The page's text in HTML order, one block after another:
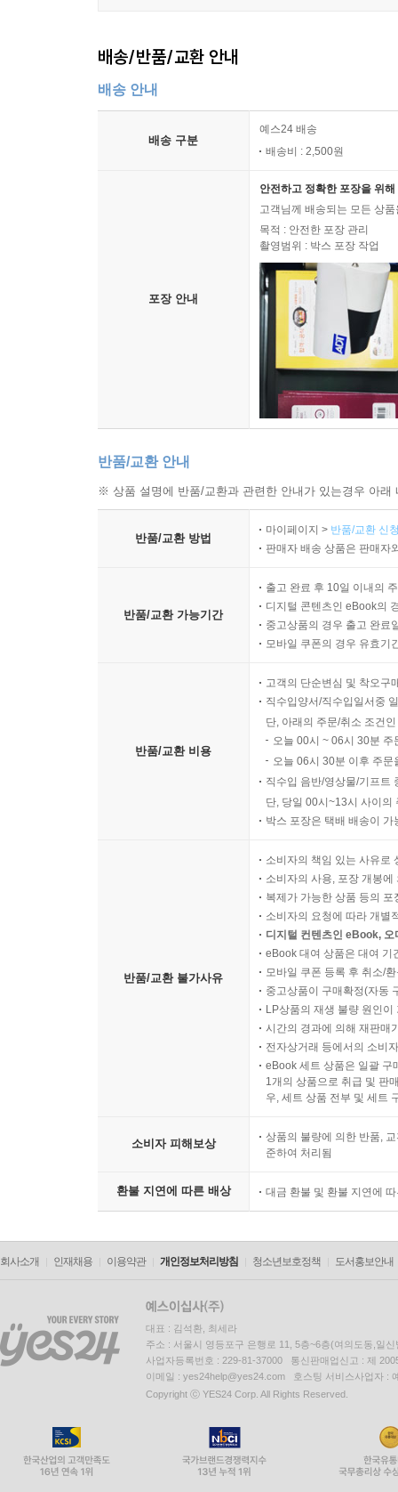
배송/반품/교환 안내
배송 안내
배송 구분
예스24 배송
배송비 : 2,500원
포장 안내
안전하고 정확한 포장을 위
고객님께 배송되는 모든 상
목적 : 안전한 포장 관리
촬영범위 : 박스 포장 작업
반품/교환 안내
※ 상품 설명에 반품/교환과 관련한 안내가 있는경우 아
반품/교환 방법
마이페이지 > 반품/교환 신
판매자 배송 상품은 판매자
반품/교환 가능기간
출고 완료 후 10일 이내의
디지털 콘텐츠인 eBook의
중고상품의 경우 출고 완료
모바일 쿠폰의 경우 유효기
반품/교환 비용
고객의 단순변심 및 착오구
직수입양서/직수입일서중
단, 아래의 주문/취소 조건
오늘 00시 ~ 06시 30분
오늘 06시 30분 이후 주
직수입 음반/영상물/기프트
단, 당일 00시~13시 사이의
박스 포장은 택배 배송이
반품/교환 불가사유
소비자의 책임 있는 사유로
소비자의 사용, 포장 개봉
복제가 가능한 상품 등의
소비자의 요청에 따라 개별
디지털 컨텐츠인 eBook,
eBook 대여 상품은 대여 기
모바일 쿠폰 등록 후 취소/
중고상품이 구매확정(자동
LP상품의 재생 불량 원인
시간의 경과에 의해 재판매
전자상거래 등에서의 소비
eBook 세트 상품은 일괄 구
1개의 상품으로 취급 및 판
우, 세트 상품 전부 및 세트
소비자 피해보상
상품의 불량에 의한 반품,
준하여 처리됨
환불 지연에 따른 배상 대금 환불 및 환불 지연에
회사소개 인재채용 이용약관 개인정보처리방침 청소년보호정책 도서홍보안내
대표 : 김석환, 최세라
주소 : 서울시 영등포구 은행로 11, 5층~6층(여의도동,일신
사업자등록번호 : 229-81-37000 통신판매업신고 : 제
이메일 : yes24help@yes24.com 호스팅 서비스사업자 :
Copyright ⓒ YES24 Corp. All Rights Reserved.